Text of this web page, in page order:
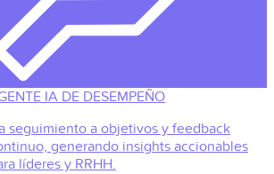
IA DE DESEMPEÑO
seguimiento a objetivos y feedback
generando insights accionables
líderes y RRHH.